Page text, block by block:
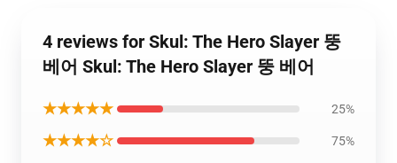
4 reviews for Skul: The Hero Slayer 뚱
베어 Skul: The Hero Slayer 뚱 베어
★★★★★ 25%
★★★★☆ 75%